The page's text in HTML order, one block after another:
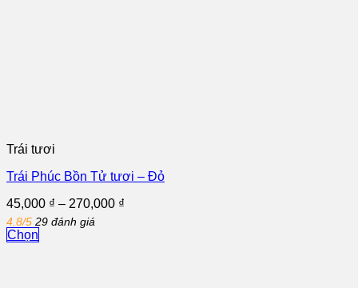
Trái tươi
Trái Phúc Bồn Tử tươi – Đỏ
45,000 ₫ – 270,000 ₫
4.8/5 29 đánh giá
Chọn